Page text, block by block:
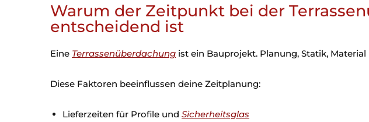
Warum der Zeitpunkt bei der
entscheidend ist
Eine Terrassenüberdachung ist ein Bauprojekt. Planung, Statik,
Diese Faktoren beeinflussen deine Zeitplanung:
Lieferzeiten für Profile und Sicherheitsglas